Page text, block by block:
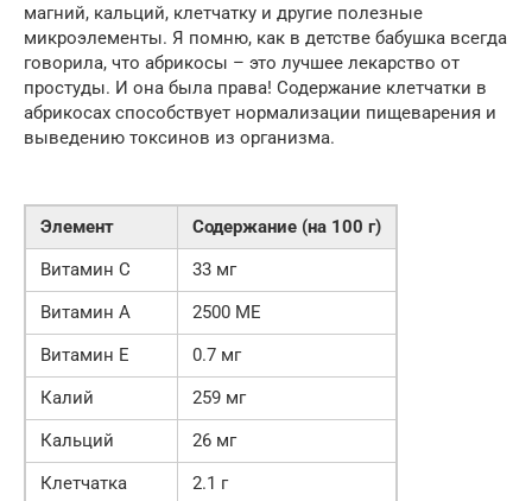
магний, кальций, клетчатку и другие полезные
микроэлементы. Я помню, как в детстве бабушка всегда
говорила, что абрикосы – это лучшее лекарство от
простуды. И она была права! Содержание клетчатки в
абрикосах способствует нормализации пищеварения и
выведению токсинов из организма.
Элемент
Содержание (на 100 г)
Витамин C
33 мг
Витамин A
2500 МЕ
Витамин E
0.7 мг
Калий
259 мг
Кальций
26 мг
Клетчатка
2.1 г